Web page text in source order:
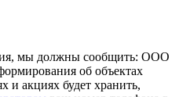
мы должны сообщить: ООО
об объектах
и акциях будет хранить,